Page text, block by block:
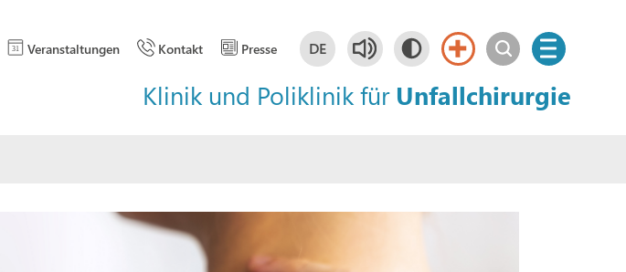
Veranstaltungen Kontakt Presse DE
Deutsch
DE
Klinik und Poliklinik für Unfallchirurgie